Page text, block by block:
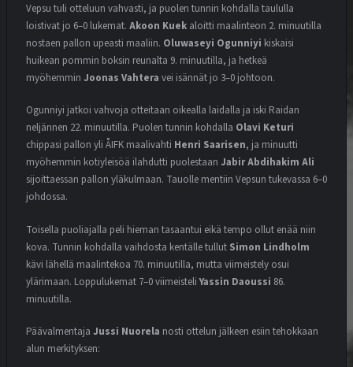
MATSIT MIEHET
OTTELUKOOSTE
OTTELURAPORTTI
YOUTUBE
VIRHEET KOSTAUTUIVAT TÄNÄÄN
18.7.2026
VEIKKAUSLIIGA: HJK – VPS |
ENNAKKO
17.7.2026
MATSIT MIEHET
OTTELUKOOSTE
OTTELURAPORTTI
YOUTUBE
DEBYTANTTI UPOTTI SJK:N
10.7.2026
Vepsu tuli otteluun vahvasti, ja puolen tunnin kohdalla taululla
loistivat jo 6–0 lukemat. Akoon Kuek aloitti maalinteon 2. minuutilla
nostaen pallon upeasti maaliin. Oluwaseyi Ogunniyi kiskaisi
huikean pommin boksin reunalta 9. minuutilla, ja hetkeä
myöhemmin Joonas Vahtera vei isännät jo 3–0 johtoon.
Ogunniyi jatkoi vahvoja otteitaan oikealla laidalla ja iski Raidan
neljännen 22. minuutilla. Puolen tunnin kohdalla Olavi Keturi
chippasi pallon yli ÅIFK maalivahti Henri Saarisen, ja minuutti
myöhemmin kotiyleisöä ilahdutti puolestaan Jabir Abdihakim Ali
sijoittaessan pallon yläkulmaan. Tauolle mentiin Vepsun tukevassa 6–0
johdossa.
Toisella puoliajalla peli hieman tasaantui eikä tempo ollut enää niin
kova. Tunnin kohdalla vaihdosta kentälle tullut Simon Lindholm
kävi lähellä maalintekoa 70. minuutilla, mutta viimeistely osui
ylärimaan. Loppulukemat 7–0 viimeisteliYassin Daoussi 86.
minuutilla.
Päävalmentaja Jussi Nuorela nosti ottelun jälkeen esiin tehokkaan
alun merkityksen: